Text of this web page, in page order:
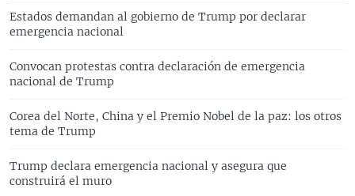
Estados demandan al gobierno de Trump por declarar
emergencia nacional
Convocan protestas contra declaración de emergencia
nacional de Trump
Corea del Norte, China y el Premio Nobel de la paz: los otros
tema de Trump
Trump declara emergencia nacional y asegura que
construirá el muro